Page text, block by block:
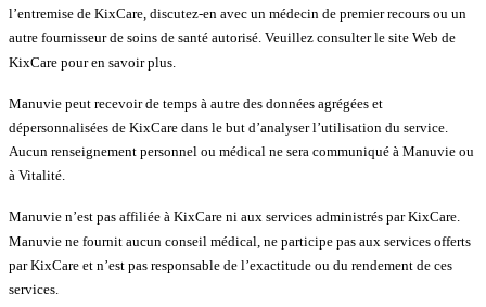
l’entremise de KixCare, discutez-en avec un médecin de premier recours ou un
autre fournisseur de soins de santé autorisé. Veuillez consulter le site Web de
KixCare pour en savoir plus.
Manuvie peut recevoir de temps à autre des données agrégées et
dépersonnalisées de KixCare dans le but d’analyser l’utilisation du service.
Aucun renseignement personnel ou médical ne sera communiqué à Manuvie ou
à Vitalité.
Manuvie n’est pas affiliée à KixCare ni aux services administrés par KixCare.
Manuvie ne fournit aucun conseil médical, ne participe pas aux services offerts
par KixCare et n’est pas responsable de l’exactitude ou du rendement de ces
services.